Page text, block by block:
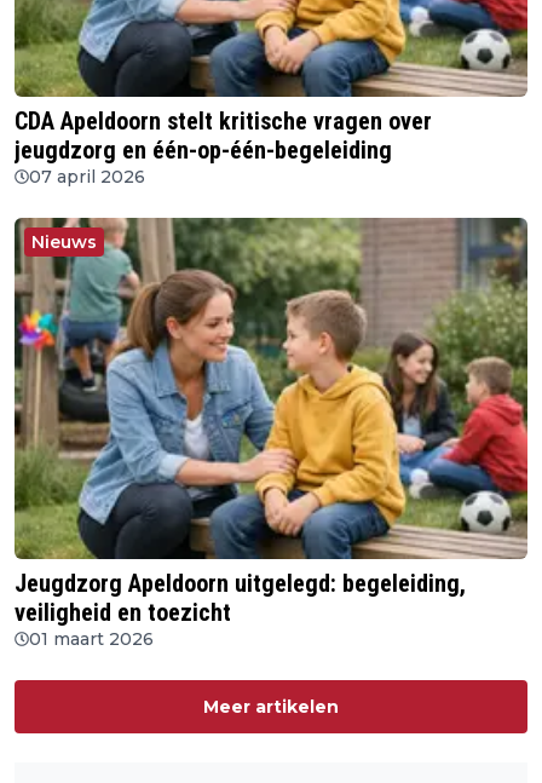
CDA Apeldoorn stelt kritische vragen over
jeugdzorg en één-op-één-begeleiding
07 april 2026
Nieuws
Jeugdzorg Apeldoorn uitgelegd: begeleiding,
veiligheid en toezicht
01 maart 2026
Meer artikelen